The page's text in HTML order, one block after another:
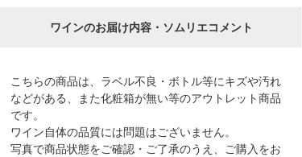
ワインのお届け内容・ソムリエコメント
こちらの商品は、ラベル不良・ボトル等にキズや汚れ
などがある、また化粧箱が無い等のアウトレット商品
です。
ワイン自体の品質には問題はございません。
写真で商品状態をご確認・ご了承のうえ、ご購入をお